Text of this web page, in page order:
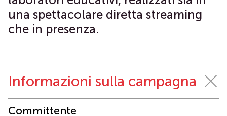
una spettacolare diretta streaming
che in presenza.
Informazioni sulla campagna
Committente